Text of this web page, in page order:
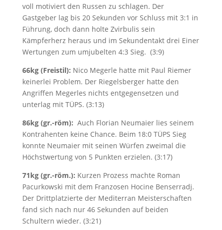
voll motiviert den Russen zu schlagen. Der
Gastgeber lag bis 20 Sekunden vor Schluss mit 3:1 in
Führung, doch dann holte Zvirbulis sein
Kämpferherz heraus und im Sekundentakt drei Einer
Wertungen zum umjubelten 4:3 Sieg. (3:9)
66kg (Freistil): Nico Megerle hatte mit Paul Riemer
keinerlei Problem. Der Riegelsberger hatte den
Angriffen Megerles nichts entgegensetzen und
unterlag mit TÜPS. (3:13)
86kg (gr.-röm): Auch Florian Neumaier lies seinem
Kontrahenten keine Chance. Beim 18:0 TÜPS Sieg
konnte Neumaier mit seinen Würfen zweimal die
Höchstwertung von 5 Punkten erzielen. (3:17)
71kg (gr.-röm.): Kurzen Prozess machte Roman
Pacurkowski mit dem Franzosen Hocine Benserradj.
Der Drittplatzierte der Mediterran Meisterschaften
fand sich nach nur 46 Sekunden auf beiden
Schultern wieder. (3:21)